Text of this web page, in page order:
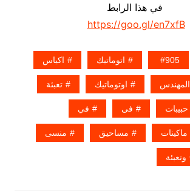
في هذا الرابط
https://goo.gl/en7xfB
905 اتوماتيك اكياس
المهندس اوتوماتيك تعبئة
حبيبات فى في
ماكينات مساحيق منسى
وتعبئة